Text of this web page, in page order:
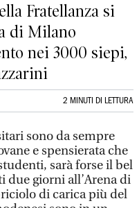
Fratellanza si
di Milano
nei 3000 siepi,
2 MINUTI DI LETTURA
sono da sempre
e spensierata che
sarà forse il bel
due giorni all’Arena di
di carica più del